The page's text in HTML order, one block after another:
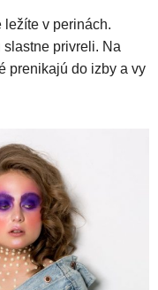
ležíte v perinách.
slastne privreli. Na
prenikajú do izby a vy